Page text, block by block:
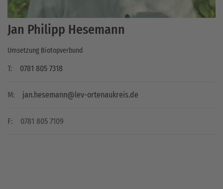
Jan Philipp Hesemann
Umsetzung Biotopverbund
T: 0781 805 7318
M: jan.hesemann@lev-ortenaukreis.de
F: 0781 805 7109